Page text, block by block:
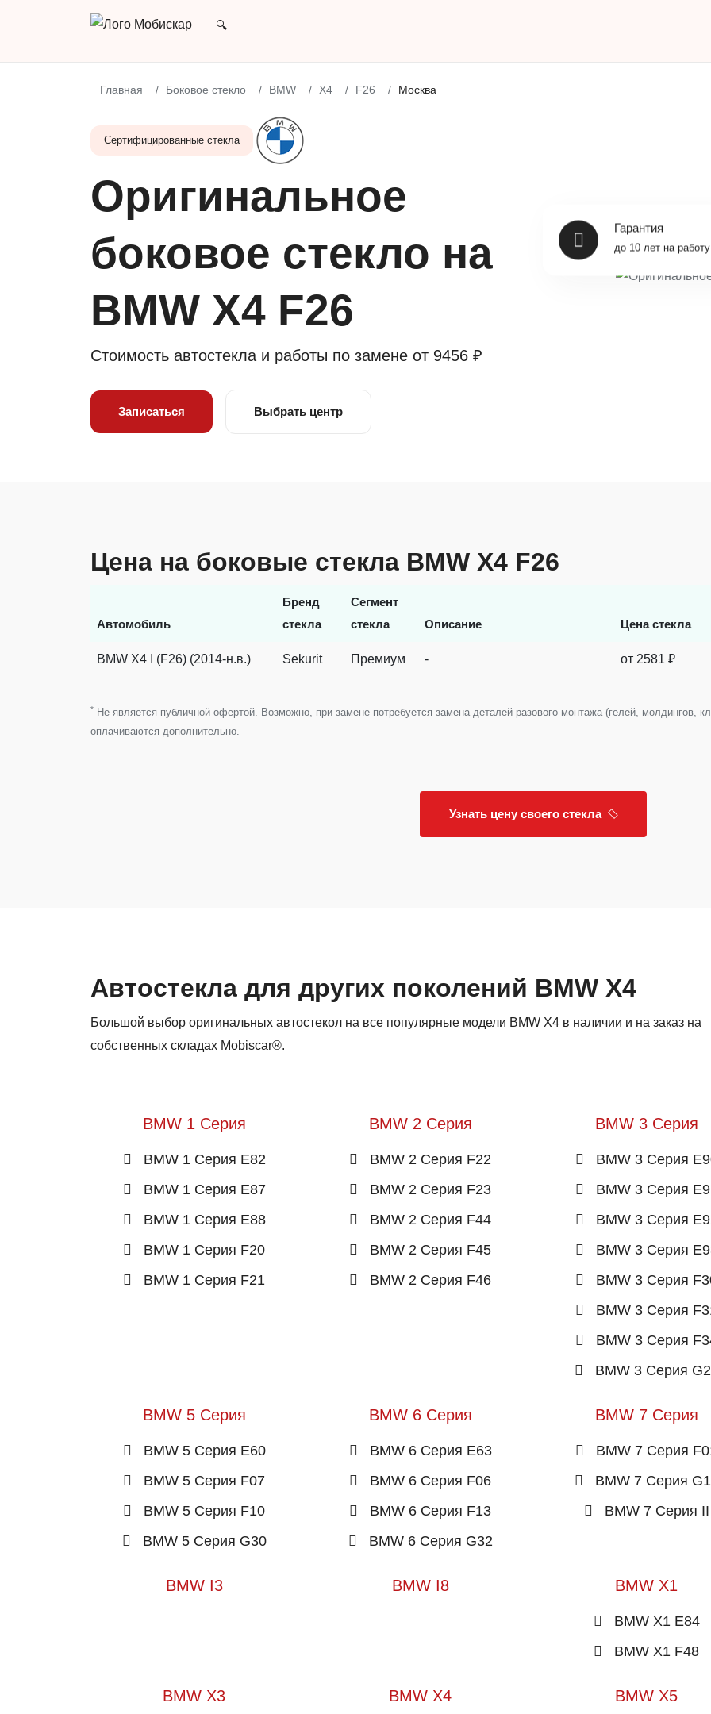
Главная Боковое стекло BMW X4 F26 Москва
Сертифицированные стекла
Оригинальное
боковое стекло на
BMW X4 F26
Стоимость автостекла и работы по замене от 9456 ₽
Записаться Выбрать центр
Гарантия
до 10 лет на работу
Цена на боковые стекла BMW X4 F26
Автомобиль
Бренд
стекла
Сегмент
стекла
Описание Цена стекла
BMW X4 I (F26) (2014-н.в.) Sekurit Премиум - от 2581 ₽
* Не является публичной офертой. Возможно, при замене потребуется замена деталей разового монтажа (гелей, молдингов,
оплачиваются дополнительно.
Узнать цену своего стекла
Автостекла для других поколений BMW X4
Большой выбор оригинальных автостекол на все популярные модели BMW X4 в наличии и на заказ на
собственных складах Mobiscar®.
BMW 1 Серия
BMW 1 Серия E82
BMW 1 Серия E87
BMW 1 Серия E88
BMW 1 Серия F20
BMW 1 Серия F21
BMW 2 Серия
BMW 2 Серия F22
BMW 2 Серия F23
BMW 2 Серия F44
BMW 2 Серия F45
BMW 2 Серия F46
BMW 3 Серия
BMW 3 Серия
BMW 3 Серия
BMW 3 Серия
BMW 3 Серия
BMW 3 Серия
BMW 3 Серия
BMW 3 Серия
BMW 3 Серия
BMW 5 Серия
BMW 5 Серия E60
BMW 5 Серия F07
BMW 5 Серия F10
BMW 5 Серия G30
BMW 6 Серия
BMW 6 Серия E63
BMW 6 Серия F06
BMW 6 Серия F13
BMW 6 Серия G32
BMW 7 Серия
BMW 7 Серия
BMW 7 Серия
BMW 7 Серия II
BMW I3 BMW I8 BMW X1
BMW X1 E84
BMW X1 F48
BMW X3 BMW X4 BMW X5